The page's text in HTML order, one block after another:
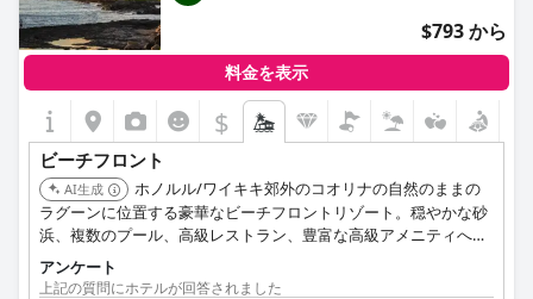
$793 から
料金を表示
$
ビーチフロント
AI生成
ホノルル/ワイキキ郊外のコオリナの自然のままの
ラグーンに位置する豪華なビーチフロントリゾート。穏やかな砂
浜、複数のプール、高級レストラン、豊富な高級アメニティへの
直接アクセスを提供しています。
アンケート
上記の質問にホテルが回答されました